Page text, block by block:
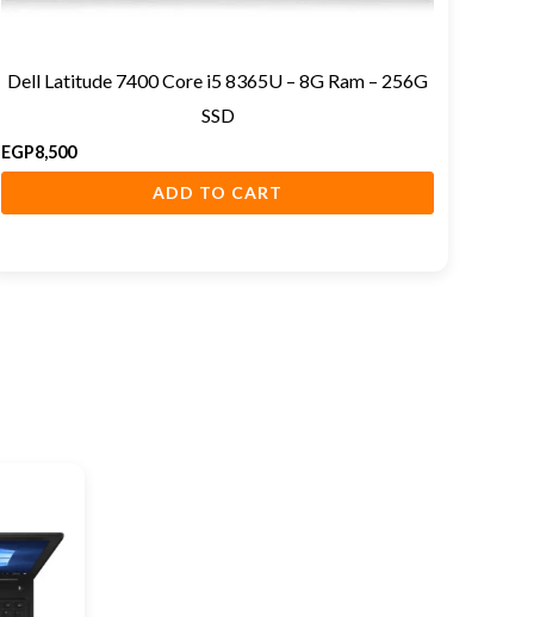
Dell Latitude 7400 Core i5 8365U – 8G Ram – 256G
SSD
EGP8,500
ADD TO CART